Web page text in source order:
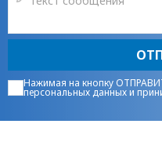
Нажимая на кнопку
персональных данныхи